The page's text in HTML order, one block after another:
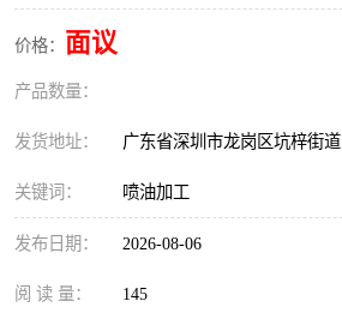
价格： 面议
产品数量：
发货地址： 广东省深圳市龙岗区坑梓街道
关键词： 喷油加工
发布日期： 2026-08-06
阅 读 量： 145